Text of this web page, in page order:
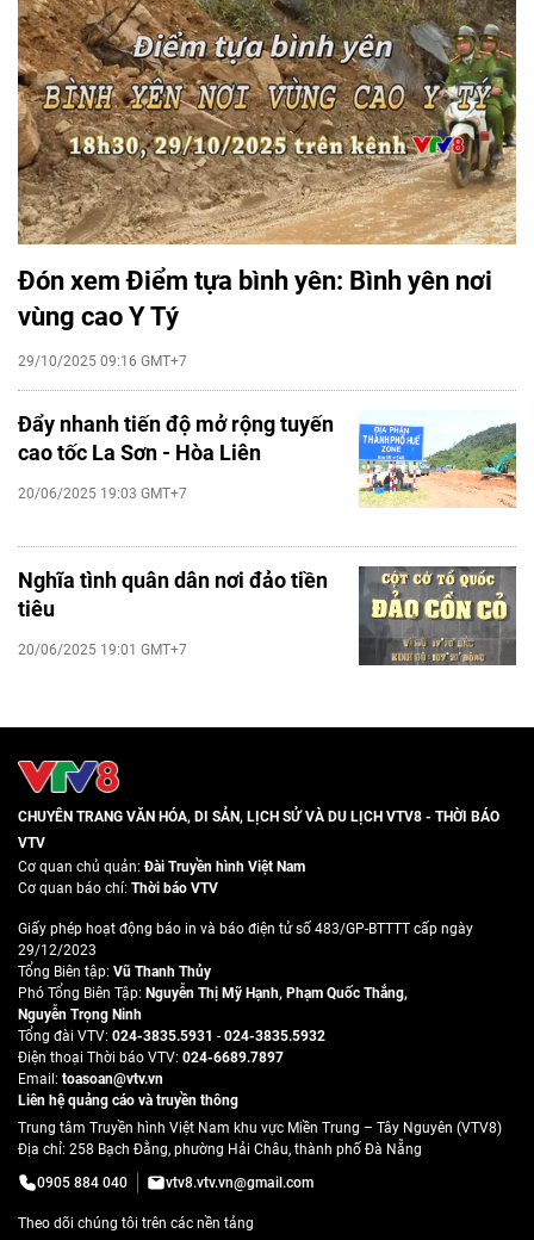
Đón xem Điểm tựa bình yên: Bình yên nơi
vùng cao Y Tý
29/10/2025 09:16 GMT+7
Đẩy nhanh tiến độ mở rộng tuyến
cao tốc La Sơn - Hòa Liên
20/06/2025 19:03 GMT+7
Nghĩa tình quân dân nơi đảo tiền
tiêu
20/06/2025 19:01 GMT+7
CHUYÊN TRANG VĂN HÓA, DI SẢN, LỊCH SỬ VÀ DU LỊCH VTV8 - THỜI BÁO
VTV
Cơ quan chủ quản:Đài Truyền hình Việt Nam
Cơ quan báo chí: Thời báo VTV
Giấy phép hoạt động báo in và báo điện tử số 483/GP-BTTTT cấp ngày
29/12/2023
Tổng Biên tập: Vũ Thanh Thủy
Phó Tổng Biên Tập: Nguyễn Thị Mỹ Hạnh, Phạm Quốc Thắng,
Nguyễn Trọng Ninh
Tổng đài VTV: 024-3835.5931 - 024-3835.5932
Ðiện thoại Thời báo VTV: 024-6689.7897
Email: toasoan@vtv.vn
Liên hệ quảng cáo và truyền thông
Trung tâm Truyền hình Việt Nam khu vực Miền Trung – Tây Nguyên (VTV8)
Địa chỉ: 258 Bạch Đằng, phường Hải Châu, thành phố Đà Nẵng
0905 884 040
vtv8.vtv.vn@gmail.com
Theo dõi chúng tôi trên các nền tảng